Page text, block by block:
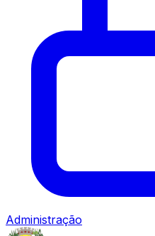
Administração